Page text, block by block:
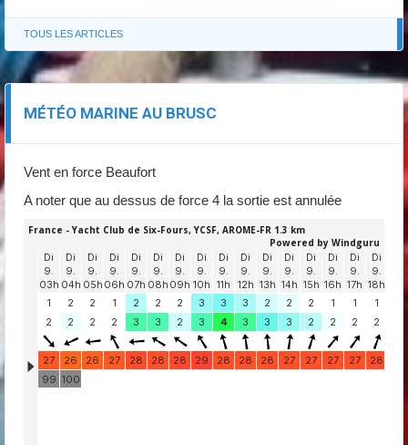
TOUS LES ARTICLES
MÉTÉO MARINE AU BRUSC
Vent en force Beaufort
A noter que au dessus de force 4 la sortie est annulée